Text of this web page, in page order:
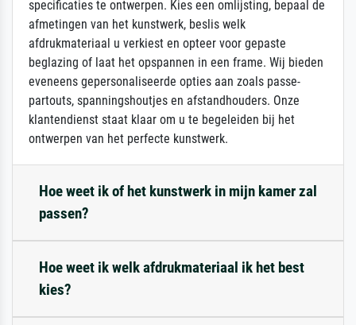
specificaties te ontwerpen. Kies een omlijsting, bepaal de
afmetingen van het kunstwerk, beslis welk
afdrukmateriaal u verkiest en opteer voor gepaste
beglazing of laat het opspannen in een frame. Wij bieden
eveneens gepersonaliseerde opties aan zoals passe-
partouts, spanningshoutjes en afstandhouders. Onze
klantendienst staat klaar om u te begeleiden bij het
ontwerpen van het perfecte kunstwerk.
Hoe weet ik of het kunstwerk in mijn kamer zal
passen?
Hoe weet ik welk afdrukmateriaal ik het best
kies?